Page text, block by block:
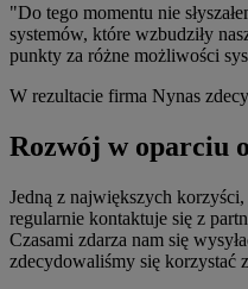
"Do tego momentu nie
systemów, które wzbudziły
punkty za różne możliwości
W rezultacie firma Nynas
Rozwój w oparciu
Jedną z największych
regularnie kontaktuje się z
Czasami zdarza nam się
zdecydowaliśmy się